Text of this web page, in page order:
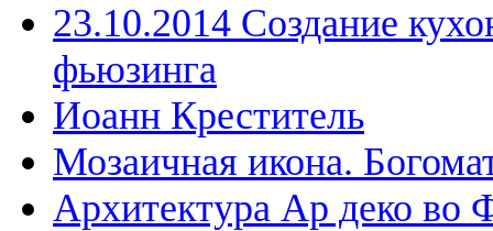
23.10.2014 Создание
фьюзинга
Иоанн Креститель
Мозаичная икона.
Архитектура Ар деко во